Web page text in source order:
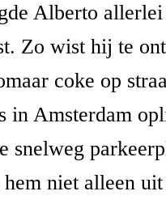
Alberto
Zo wist hij te
coke op
in Amsterdam
snelweg
niet alleen